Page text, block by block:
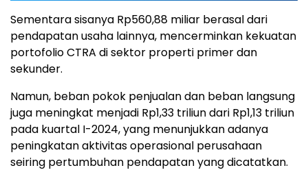
Sementara sisanya Rp560,88 miliar berasal dari
pendapatan usaha lainnya, mencerminkan kekuatan
portofolio CTRA di sektor properti primer dan
sekunder.
Namun, beban pokok penjualan dan beban langsung
juga meningkat menjadi Rp1,33 triliun dari Rp1,13 triliun
pada kuartal I-2024, yang menunjukkan adanya
peningkatan aktivitas operasional perusahaan
seiring pertumbuhan pendapatan yang dicatatkan.